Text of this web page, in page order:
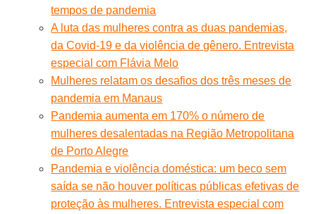
tempos de pandemia
A luta das mulheres contra as duas pandemias,
da Covid-19 e da violência de gênero. Entrevista
especial com Flávia Melo
Mulheres relatam os desafios dos três meses de
pandemia em Manaus
Pandemia aumenta em 170% o número de
mulheres desalentadas na Região Metropolitana
de Porto Alegre
Pandemia e violência doméstica: um beco sem
saída se não houver políticas públicas efetivas de
proteção às mulheres. Entrevista especial com